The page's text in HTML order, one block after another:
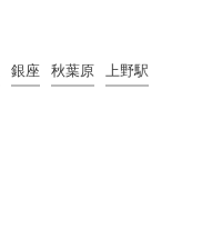
銀座 秋葉原 上野駅